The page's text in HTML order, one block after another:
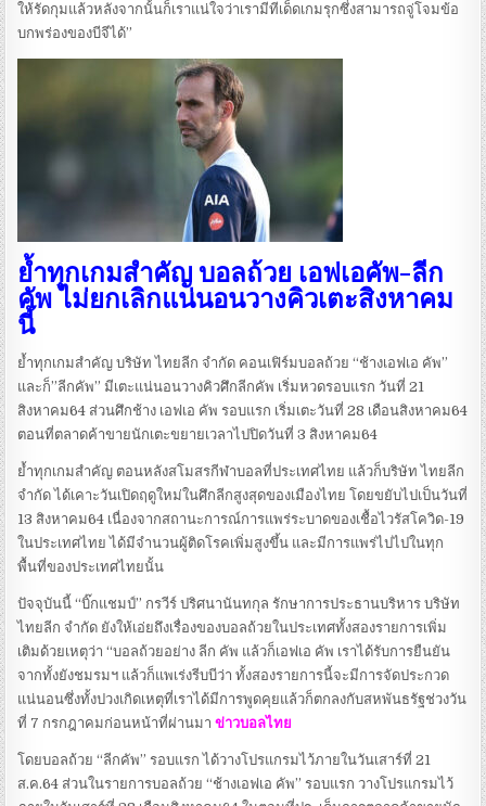
ให้รัดกุมแล้วหลังจากนั้นก็เราแน่ใจว่าเรามีทีเด็ดเกมรุกซึ่งสามารถจู่โจมข้อ
บกพร่องของบีจีได้”
ย้ำทุกเกมสำคัญ บอลถ้วย เอฟเอคัพ-ลีก
คัพ ไม่ยกเลิกแน่นอนวางคิวเตะสิงหาคม
นี้
ย้ำทุกเกมสำคัญ บริษัท ไทยลีก จำกัด คอนเฟิร์มบอลถ้วย “ช้างเอฟเอ คัพ”
และก็”ลีกคัพ” มีเตะแน่นอนวางคิวศึกลีกคัพ เริ่มหวดรอบแรก วันที่ 21
สิงหาคม64 ส่วนศึกช้าง เอฟเอ คัพ รอบแรก เริ่มเตะวันที่ 28 เดือนสิงหาคม64
ตอนที่ตลาดค้าขายนักเตะขยายเวลาไปปิดวันที่ 3 สิงหาคม64
ย้ำทุกเกมสำคัญ ตอนหลังสโมสรกีฬาบอลที่ประเทศไทย แล้วก็บริษัท ไทยลีก
จำกัด ได้เคาะวันเปิดฤดูใหม่ในศึกลีกสูงสุดของเมืองไทย โดยขยับไปเป็นวันที่
13 สิงหาคม64 เนื่องจากสถานะการณ์การแพร่ระบาดของเชื้อไวรัสโควิด-19
ในประเทศไทย ได้มีจำนวนผู้ติดโรคเพิ่มสูงขึ้น และมีการแพร่ไปไปในทุก
พื้นที่ของประเทศไทยนั้น
ปัจจุบันนี้ “บิ๊กแชมป์” กรวีร์ ปริศนานันทกุล รักษาการประธานบริหาร บริษัท
ไทยลีก จำกัด ยังให้เอ่ยถึงเรื่องของบอลถ้วยในประเทศทั้งสองรายการเพิ่ม
เติมด้วยเหตุว่า “บอลถ้วยอย่าง ลีก คัพ แล้วก็เอฟเอ คัพ เราได้รับการยืนยัน
จากทั้งยังชมรมฯ แล้วก็แพเร่งรีบบีว่า ทั้งสองรายการนี้จะมีการจัดประกวด
แน่นอนซึ่งทั้งปวงเกิดเหตุที่เราได้มีการพูดคุยแล้วก็ตกลงกับสหพันธรัฐช่วงวัน
ที่ 7 กรกฎาคมก่อนหน้าที่ผ่านมาข่าวบอลไทย
โดยบอลถ้วย “ลีกคัพ” รอบแรก ได้วางโปรแกรมไว้ภายในวันเสาร์ที่ 21
ส.ค.64 ส่วนในรายการบอลถ้วย “ช้างเอฟเอ คัพ” รอบแรก วางโปรแกรมไว้